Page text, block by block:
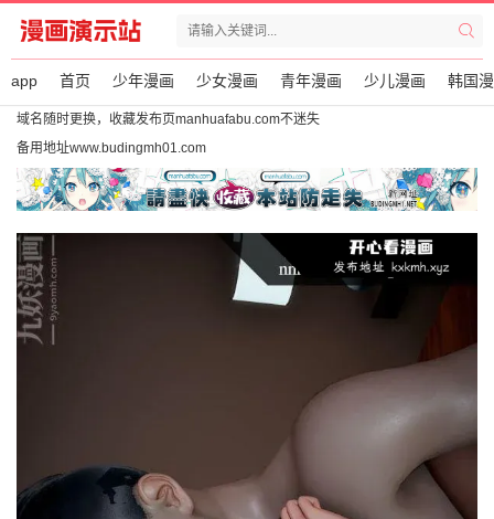
app 首页 少年漫画 少女漫画 青年漫画 少儿漫画 韩国
域名随时更换，收藏发布页manhuafabu.com不迷失
备用地址www.budingmh01.com